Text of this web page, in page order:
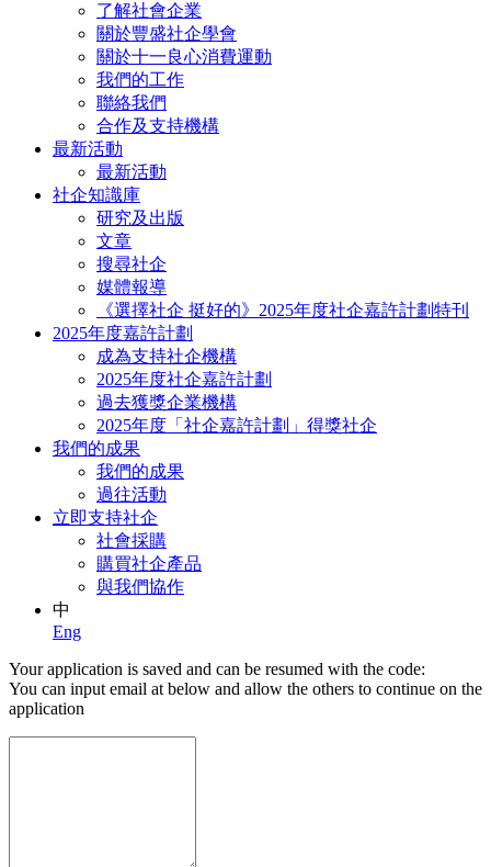
了解社會企業
關於豐盛社企學會
關於十一良心消費運動
我們的工作
聯絡我們
合作及支持機構
最新活動
最新活動
社企知識庫
研究及出版
文章
搜尋社企
媒體報導
《選擇社企 挺好的》2025年度社企嘉許計劃特刊
2025年度嘉許計劃
成為支持社企機構
2025年度社企嘉許計劃
過去獲獎企業機構
2025年度「社企嘉許計劃」得獎社企
我們的成果
我們的成果
過往活動
立即支持社企
社會採購
購買社企產品
與我們協作
中
Eng
Your application is saved and can be resumed with the code:
You can input email at below and allow the others to continue on the
application